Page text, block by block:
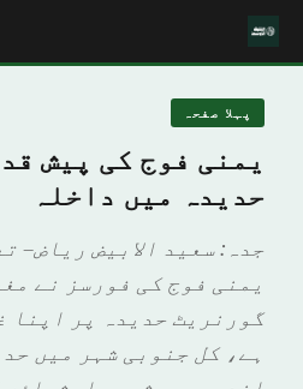
پہلا صفحہ
یمنی فوج کی پیش
حدیدہ میں داخلہ
جدہ: سعید الابیض ریاض–
یمنی فوج کی فورسز نے
گورنریٹ حدیدہ پر اپنا
ہے، کل جنوبی شہر میں